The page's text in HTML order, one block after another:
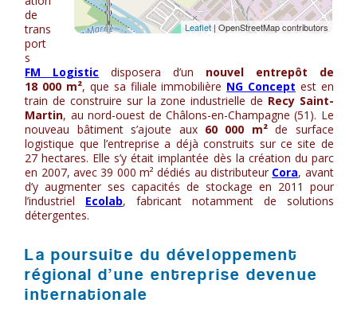
de
trans
port
s
FM Logistic disposera d’un nouvel entrepôt de
18 000 m², que sa filiale immobilière NG Concept est en
train de construire sur la zone industrielle de Recy Saint-
Martin, au nord-ouest de Châlons-en-Champagne (51). Le
nouveau bâtiment s’ajoute aux 60 000 m²de surface
logistique que l’entreprise a déjà construits sur ce site de
27 hectares. Elle s’y était implantée dès la création du parc
en 2007, avec 39 000 m² dédiés au distributeur Cora, avant
d’y augmenter ses capacités de stockage en 2011 pour
l’industriel Ecolab, fabricant notamment de solutions
détergentes.
La poursuite du développement
régional d’une entreprise devenue
internationale